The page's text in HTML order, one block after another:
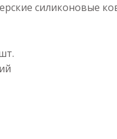
силиконовые